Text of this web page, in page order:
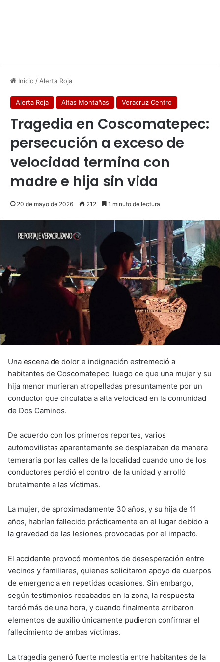
Inicio / Alerta Roja
Alerta Roja Altas Montañas Veracruz Centro
Tragedia en Coscomatepec:
persecución a exceso de
velocidad termina con
madre e hija sin vida
20 de mayo de 2026 212 1 minuto de lectura
Una escena de dolor e indignación estremeció a
habitantes de Coscomatepec, luego de que una mujer y su
hija menor murieran atropelladas presuntamente por un
conductor que circulaba a alta velocidad en la comunidad
de Dos Caminos.
De acuerdo con los primeros reportes, varios
automovilistas aparentemente se desplazaban de manera
temeraria por las calles de la localidad cuando uno de los
conductores perdió el control de la unidad y arrolló
brutalmente a las víctimas.
La mujer, de aproximadamente 30 años, y su hija de 11
años, habrían fallecido prácticamente en el lugar debido a
la gravedad de las lesiones provocadas por el impacto.
El accidente provocó momentos de desesperación entre
vecinos y familiares, quienes solicitaron apoyo de cuerpos
de emergencia en repetidas ocasiones. Sin embargo,
según testimonios recabados en la zona, la respuesta
tardó más de una hora, y cuando finalmente arribaron
elementos de auxilio únicamente pudieron confirmar el
fallecimiento de ambas víctimas.
La tragedia generó fuerte molestia entre habitantes de la